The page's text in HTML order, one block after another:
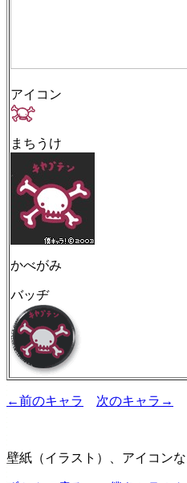
アイコン
まちうけ
かべがみ
バッヂ
←前のキャラ 次のキャラ→
壁紙（イラスト）、アイコン